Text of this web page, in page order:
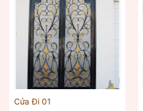
Cửa Đi 01